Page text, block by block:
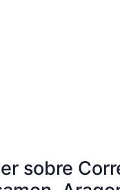
sobre